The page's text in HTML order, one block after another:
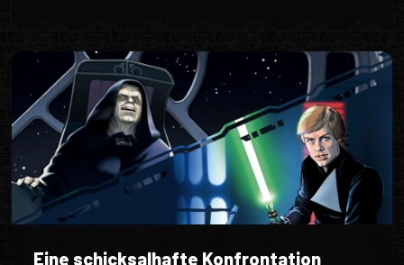
Eine schicksalhafte Konfrontation